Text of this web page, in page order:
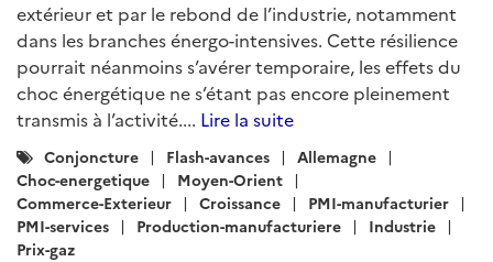
extérieur et par le rebond de l’industrie, notamment
dans les branches énergo-intensives. Cette résilience
pourrait néanmoins s’avérer temporaire, les effets du
choc énergétique ne s’étant pas encore pleinement
transmis à l’activité.... Lire la suite
Catégories
:
Conjoncture Flash-avances
Allemagne
Choc-energetique
Moyen-Orient
Commerce-Exterieur
Croissance
PMI-manufacturier
PMI-services
Production-manufacturiere
Industrie
Prix-gaz